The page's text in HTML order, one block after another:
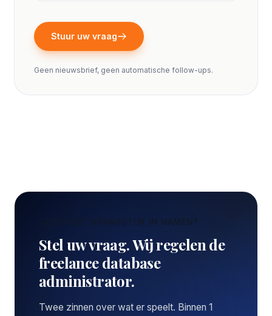
Stuur uw vraag
Geen nieuwsbrief, geen automatische follow-ups.
CONCREET VRAAGSTUK IN NAMEN?
Stel uw vraag. Wij regelen de
freelance database
administrator.
Twee zinnen over wat er speelt. Binnen 1